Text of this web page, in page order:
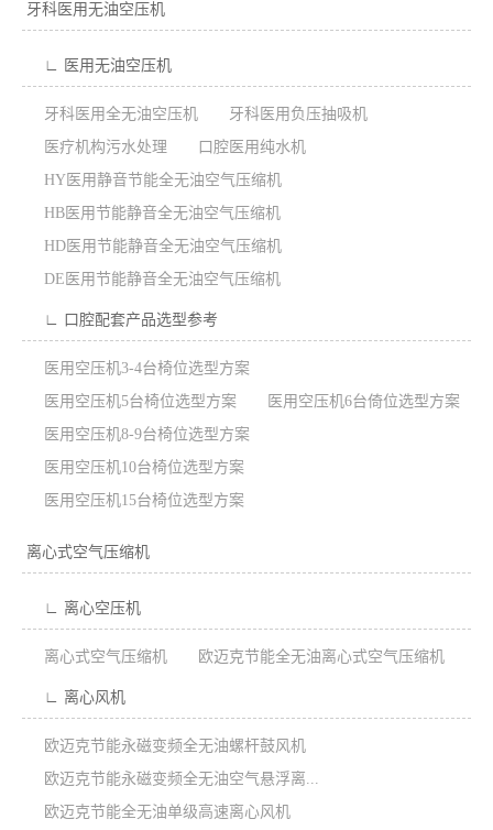
牙科医用无油空压机
∟ 医用无油空压机
牙科医用全无油空压机
牙科医用负压抽吸机
医疗机构污水处理
口腔医用纯水机
HY医用静音节能全无油空气压缩机
HB医用节能静音全无油空气压缩机
HD医用节能静音全无油空气压缩机
DE医用节能静音全无油空气压缩机
∟ 口腔配套产品选型参考
医用空压机3-4台椅位选型方案
医用空压机5台椅位选型方案
医用空压机6台倚位选型方案
医用空压机8-9台椅位选型方案
医用空压机10台椅位选型方案
医用空压机15台椅位选型方案
离心式空气压缩机
∟ 离心空压机
离心式空气压缩机 欧迈克节能全无油离心式空气压缩机
∟ 离心风机
欧迈克节能永磁变频全无油螺杆鼓风机
欧迈克节能永磁变频全无油空气悬浮离...
欧迈克节能全无油单级高速离心风机